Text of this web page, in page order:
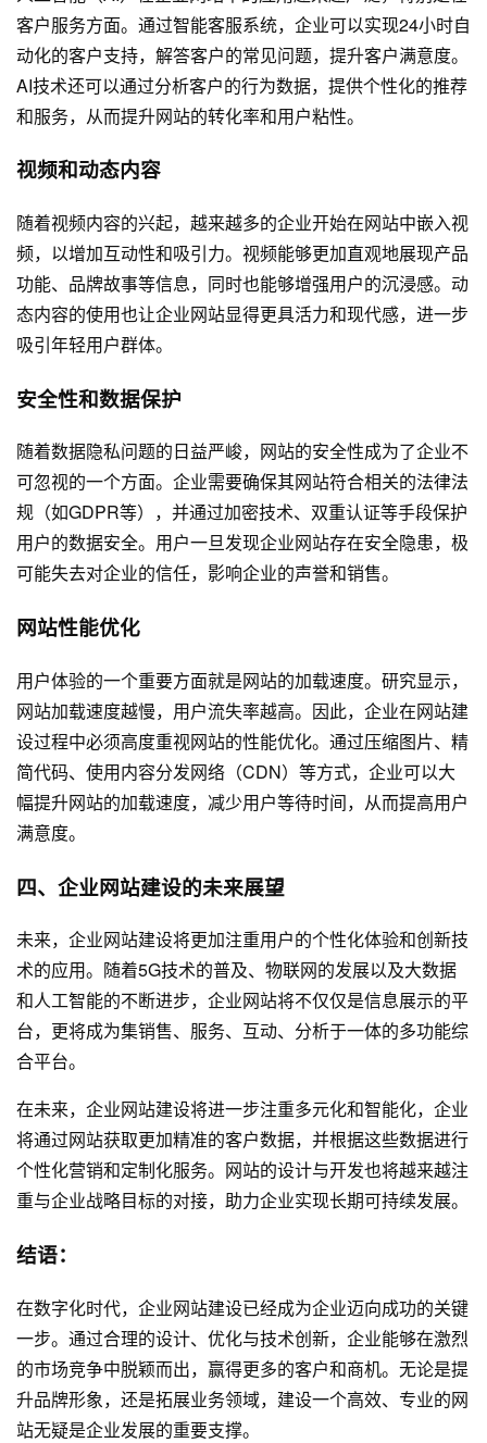
客户服务方面。通过智能客服系统，企业可以实现24小时自
动化的客户支持，解答客户的常见问题，提升客户满意度。
AI技术还可以通过分析客户的行为数据，提供个性化的推荐
和服务，从而提升网站的转化率和用户粘性。
视频和动态内容
随着视频内容的兴起，越来越多的企业开始在网站中嵌入视
频，以增加互动性和吸引力。视频能够更加直观地展现产品
功能、品牌故事等信息，同时也能够增强用户的沉浸感。动
态内容的使用也让企业网站显得更具活力和现代感，进一步
吸引年轻用户群体。
安全性和数据保护
随着数据隐私问题的日益严峻，网站的安全性成为了企业不
可忽视的一个方面。企业需要确保其网站符合相关的法律法
规（如GDPR等），并通过加密技术、双重认证等手段保护
用户的数据安全。用户一旦发现企业网站存在安全隐患，极
可能失去对企业的信任，影响企业的声誉和销售。
网站性能优化
用户体验的一个重要方面就是网站的加载速度。研究显示，
网站加载速度越慢，用户流失率越高。因此，企业在网站建
设过程中必须高度重视网站的性能优化。通过压缩图片、精
简代码、使用内容分发网络（CDN）等方式，企业可以大
幅提升网站的加载速度，减少用户等待时间，从而提高用户
满意度。
四、企业网站建设的未来展望
未来，企业网站建设将更加注重用户的个性化体验和创新技
术的应用。随着5G技术的普及、物联网的发展以及大数据
和人工智能的不断进步，企业网站将不仅仅是信息展示的平
台，更将成为集销售、服务、互动、分析于一体的多功能综
合平台。
在未来，企业网站建设将进一步注重多元化和智能化，企业
将通过网站获取更加精准的客户数据，并根据这些数据进行
个性化营销和定制化服务。网站的设计与开发也将越来越注
重与企业战略目标的对接，助力企业实现长期可持续发展。
结语：
在数字化时代，企业网站建设已经成为企业迈向成功的关键
一步。通过合理的设计、优化与技术创新，企业能够在激烈
的市场竞争中脱颖而出，赢得更多的客户和商机。无论是提
升品牌形象，还是拓展业务领域，建设一个高效、专业的网
站无疑是企业发展的重要支撑。